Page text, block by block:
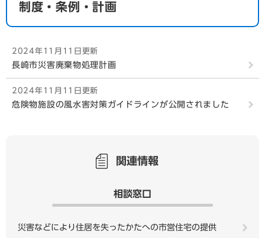
制度・条例・計画
2024年11月11日更新
長崎市災害廃棄物処理計画
2024年11月11日更新
危険物施設の風水害対策ガイドラインが公開されました
関連情報
相談窓口
災害などにより住居を失ったかたへの市営住宅の提供